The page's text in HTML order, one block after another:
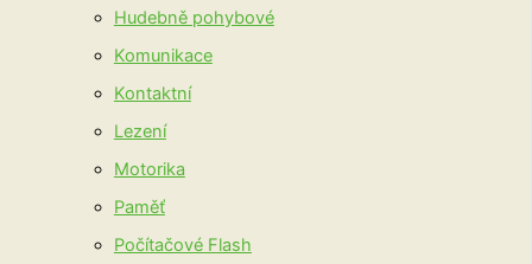
Hudebně pohybové
Komunikace
Kontaktní
Lezení
Motorika
Paměť
Počítačové Flash